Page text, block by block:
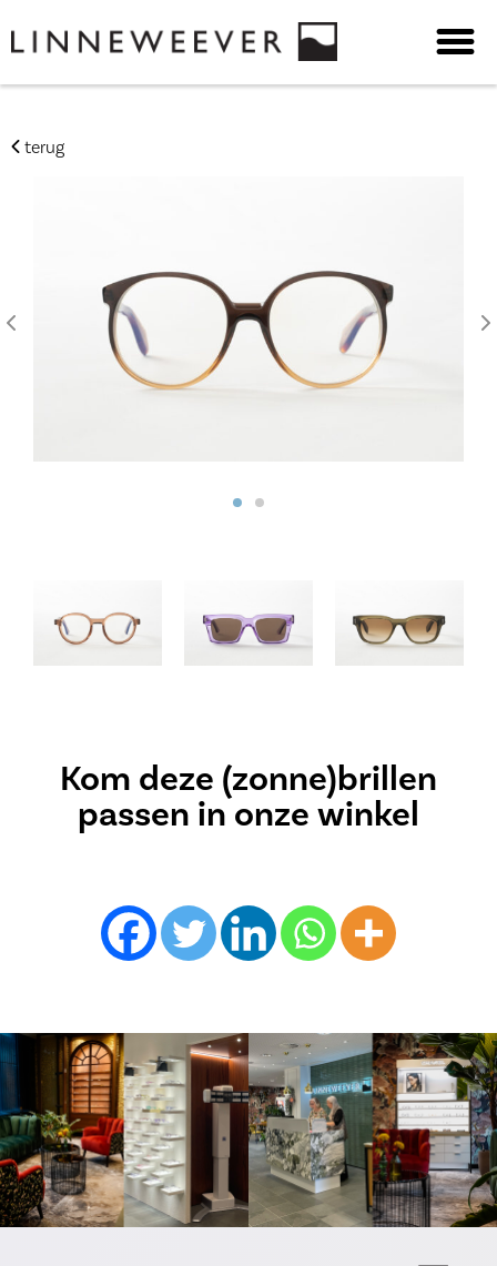
terug
Kom deze (zonne)brillen
passen in onze winkel